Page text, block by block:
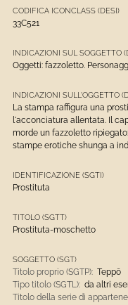
CODIFICA ICONCLASS (DESI)
33C521
INDICAZIONI SUL SOGGETTO
Oggetti: fazzoletto.
INDICAZIONI SULL'OGGETTO
La stampa raffigura una
l'acconciatura allentata. Il
morde un fazzoletto
stampe erotiche shunga a
IDENTIFICAZIONE (SGTI)
Prostituta
TITOLO (SGTT)
Prostituta-moschetto
SOGGETTO (SGT)
Titolo proprio (SGTP): Teppō
Tipo titolo (SGTL): da altri
Titolo della serie di